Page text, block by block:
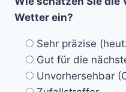
Wetter ein?
Sehr präzise
Gut für die
Unvorhersehbar